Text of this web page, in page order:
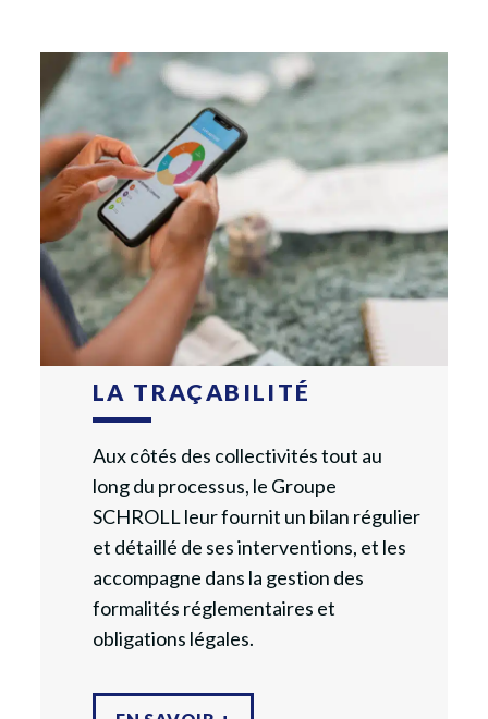
LA TRAÇABILITÉ
Aux côtés des collectivités tout au
long du processus, le Groupe
SCHROLL leur fournit un bilan régulier
et détaillé de ses interventions, et les
accompagne dans la gestion des
formalités réglementaires et
obligations légales.